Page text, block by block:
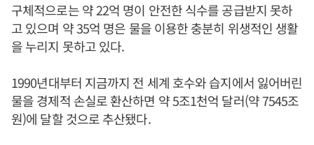
구체적으로는 약 22억 명이 안전한 식수를 공급받지 못하
고 있으며 약 35억 명은 물을 이용한 충분히 위생적인 생활
을 누리지 못하고 있다.
1990년대부터 지금까지 전 세계 호수와 습지에서 잃어버린
물을 경제적 손실로 환산하면 약 5조1천억 달러(약 7545조
원)에 달할 것으로 추산됐다.